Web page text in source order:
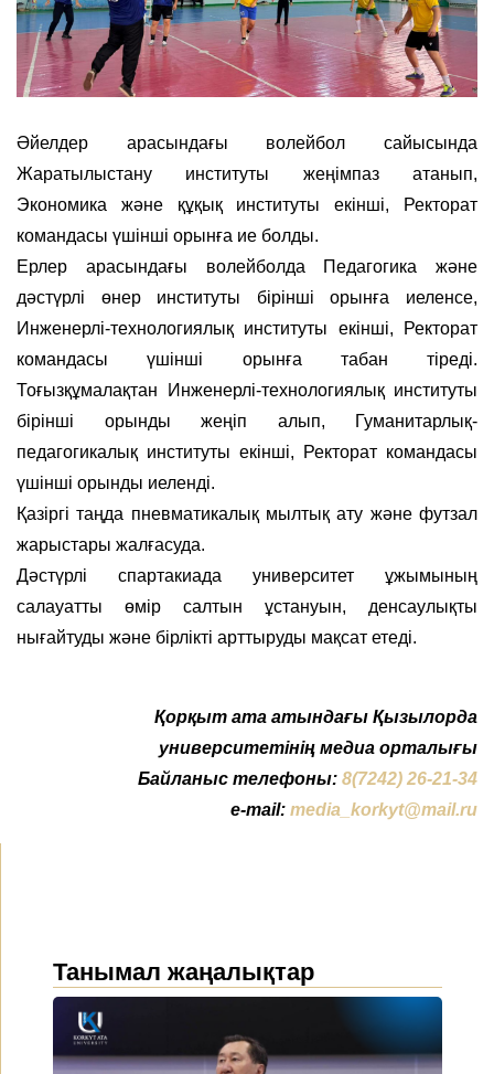
Әйелдер арасындағы волейбол сайысында
Жаратылыстану институты жеңімпаз атанып,
Экономика және құқық институты екінші, Ректорат
командасы үшінші орынға ие болды.
Ерлер арасындағы волейболда Педагогика және
дәстүрлі өнер институты бірінші орынға иеленсе,
Инженерлі-технологиялық институты екінші, Ректорат
командасы үшінші орынға табан тіреді.
Тоғызқұмалақтан Инженерлі-технологиялық институты
бірінші орынды жеңіп алып, Гуманитарлық-
педагогикалық институты екінші, Ректорат командасы
үшінші орынды иеленді.
Қазіргі таңда пневматикалық мылтық ату және футзал
жарыстары жалғасуда.
Дәстүрлі спартакиада университет ұжымының
салауатты өмір салтын ұстануын, денсаулықты
нығайтуды және бірлікті арттыруды мақсат етеді.
Қорқыт ата атындағы Қызылорда
университетінің медиа орталығы
Байланыс телефоны: 8(7242) 26-21-34
e-mail: media_korkyt@mail.ru
Танымал жаңалықтар